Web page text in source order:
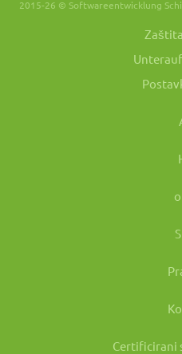
2015-26 © Softwareentwicklung
Certificirani